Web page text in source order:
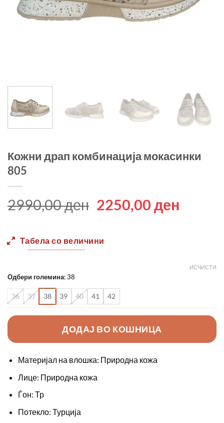
Кожни драп комбинација мокасинки
805
2990,00ден Original
2990,00 ден.
2250,00 ден
Табела со величини
Одбери големина:38
36 37 38 39 40 41 42
ИСЧИСТИ
ДОДАЈ ВО КОШНИЦА
Материјал на влошка: Природна кожа
Лице: Природна кожа
Ѓон: Тр
Потекло: Турција